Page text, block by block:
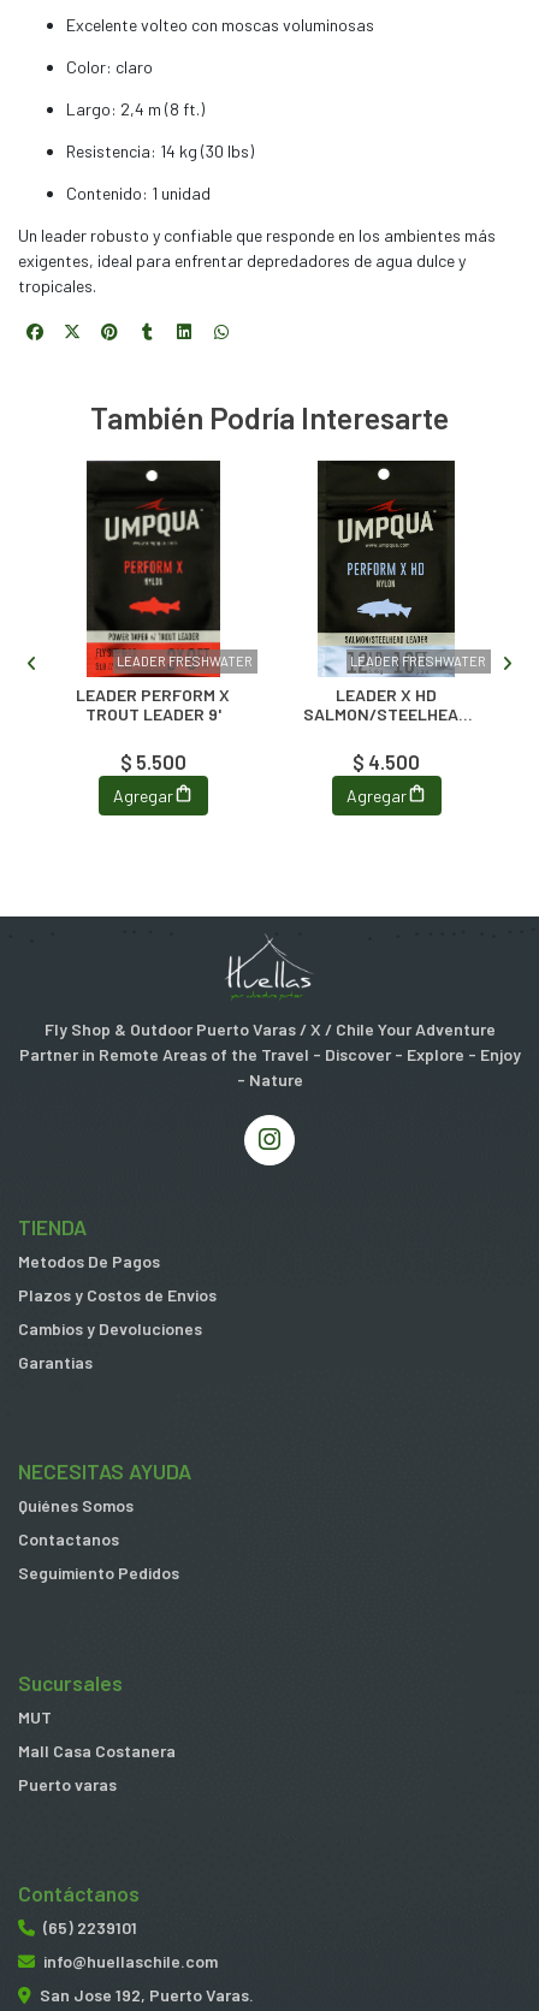
Excelente volteo con moscas voluminosas
Color: claro
Largo: 2,4 m (8 ft.)
Resistencia: 14 kg (30 lbs)
Contenido: 1 unidad
Un leader robusto y confiable que responde en los ambientes más
exigentes, ideal para enfrentar depredadores de agua dulce y
tropicales.
También Podría Interesarte
LEADER FRESHWATER
LEADER PERFORM X
TROUT LEADER 9'
$ 5.500
Agregar
LEADER FRESHWATER
LEADER X HD
SALMON/STEELHEAD
$ 4.500
Agregar
Fly Shop & Outdoor Puerto Varas / X / Chile Your Adventure
Partner in Remote Areas of the Travel - Discover - Explore - Enjoy
- Nature
TIENDA
Metodos De Pagos
Plazos y Costos de Envios
Cambios y Devoluciones
Garantias
NECESITAS AYUDA
Quiénes Somos
Contactanos
Seguimiento Pedidos
Sucursales
MUT
Mall Casa Costanera
Puerto varas
Contáctanos
(65) 2239101
info@huellaschile.com
San Jose 192, Puerto Varas.